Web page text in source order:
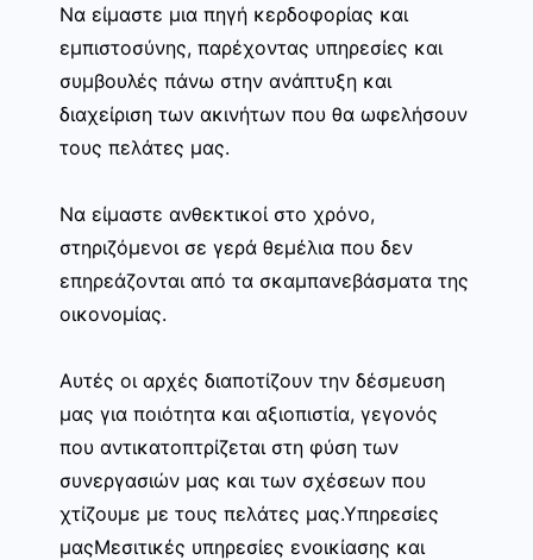
Να είμαστε μια πηγή κερδοφορίας και
εμπιστοσύνης, παρέχοντας υπηρεσίες και
συμβουλές πάνω στην ανάπτυξη και
διαχείριση των ακινήτων που θα ωφελήσουν
τους πελάτες μας.
Να είμαστε ανθεκτικοί στο χρόνο,
στηριζόμενοι σε γερά θεμέλια που δεν
επηρεάζονται από τα σκαμπανεβάσματα της
οικονομίας.
Αυτές οι αρχές διαποτίζουν την δέσμευση
μας για ποιότητα και αξιοπιστία, γεγονός
που αντικατοπτρίζεται στη φύση των
συνεργασιών μας και των σχέσεων που
χτίζουμε με τους πελάτες μας.Υπηρεσίες
μαςΜεσιτικές υπηρεσίες ενοικίασης και